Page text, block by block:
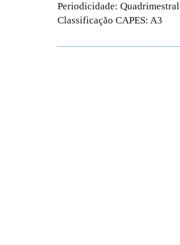
Periodicidade: Quadrimestral
Classificação CAPES: A3